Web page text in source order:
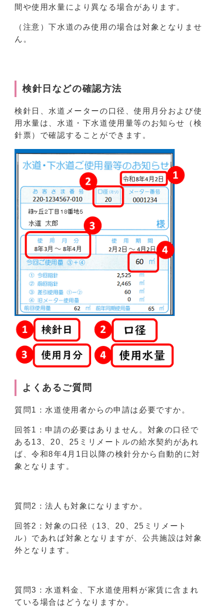
間や使用水量により異なる場合があります。
（注意）下水道のみ使用の場合は対象となりませ
ん。
検針日などの確認方法
検針日、水道メーターの口径、使用月分および使
用水量は、水道・下水道使用量等のお知らせ（検
針票）で確認することができます。
よくあるご質問
質問1：水道使用者からの申請は必要ですか。
回答1：申請の必要はありません。対象の口径で
ある13、20、25ミリメートルの給水契約があれ
ば、令和8年4月1日以降の検針分から自動的に対
象となります。
質問2：法人も対象になりますか。
回答2：対象の口径（13、20、25ミリメート
ル）であれば対象となりますが、公共施設は対象
外となります。
質問3：水道料金、下水道使用料が家賃に含まれ
ている場合はどうなりますか。